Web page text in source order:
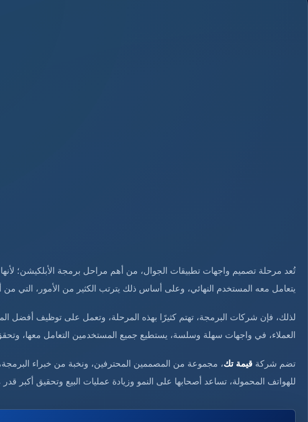
تُعد مرحلة تصميم واجهات تطبيقات الجوال، من أهم مراحل برمجة الأبلكيشن؛
يتعامل معه المستخدم النهائي، وعلى أساس ذلك يترتب الكثير من الأمور، التي
لذلك، فإن شركات البرمجة، تهتم كثيرًا بهذه المرحلة، وتعمل على توظيف أفضل
العملاء، في واجهات سهلة وسلسة، يستطيع جميع المستخدمين التعامل معها،
تضم شركة قيمة تك، مجموعة من المصممين المحترفين، ونخبة من خبراء
للهواتف المحمولة، تساعد أصحابها على النمو وزيادة عمليات البيع وتحقيق أكبر قدر